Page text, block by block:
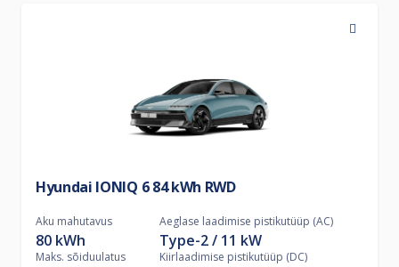
Hyundai IONIQ 6 84 kWh RWD
Aku mahutavus
80 kWh
Maks. sõiduulatus
Aeglase laadimise pistikutüüp (AC)
Type-2 11 kW
Kiirlaadimise pistikutüüp (DC)